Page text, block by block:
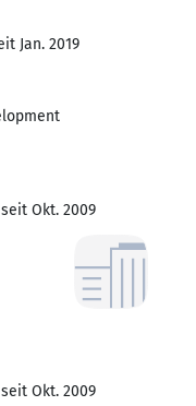
Jan. 2019
Okt. 2009
Okt. 2009